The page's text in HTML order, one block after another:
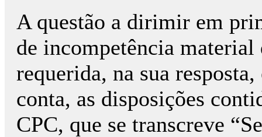
A questão a dirimir em
de incompetência
requerida, na sua
conta, as disposições
CPC, que se transcreve